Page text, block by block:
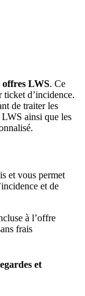
offres LWS. Ce
ticket d’incidence.
de traiter les
ainsi que les
et vous permet
et de
à l’offre
frais
et